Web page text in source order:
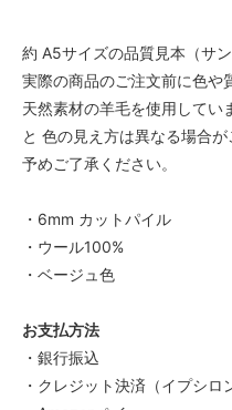
約 A5サイズの品質見本（サン
実際の商品のご注文前に色や
天然素材の羊毛を使用してい
と 色の見え方は異なる場合が
予めご了承ください。
・6mm カットパイル
・ウール100%
・ベージュ色
お支払方法
・銀行振込
・クレジット決済（イプシロ